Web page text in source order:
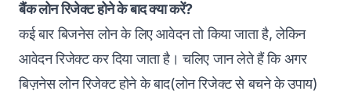
बैंक लोन रिजेक्ट होने के बाद क्या करें?
कई बार बिजनेस लोन के लिए आवेदन तो किया जाता है, लेकिन
आवेदन रिजेक्ट कर दिया जाता है। चलिए जान लेते हैं कि अगर
बिज़नेस लोन रिजेक्ट होने के बाद(लोन रिजेक्ट से बचने के उपाय)